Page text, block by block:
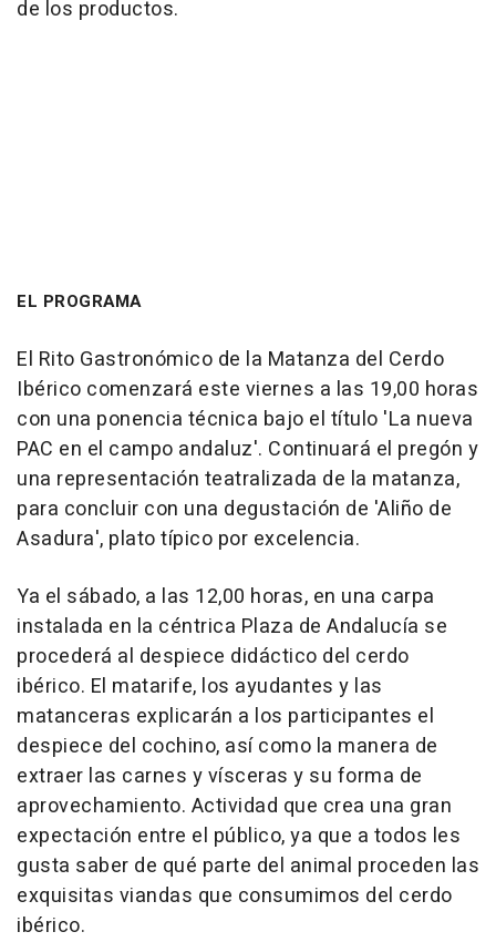
de los productos.
EL PROGRAMA
El Rito Gastronómico de la Matanza del Cerdo
Ibérico comenzará este viernes a las 19,00 horas
con una ponencia técnica bajo el título 'La nueva
PAC en el campo andaluz'. Continuará el pregón y
una representación teatralizada de la matanza,
para concluir con una degustación de 'Aliño de
Asadura', plato típico por excelencia.
Ya el sábado, a las 12,00 horas, en una carpa
instalada en la céntrica Plaza de Andalucía se
procederá al despiece didáctico del cerdo
ibérico. El matarife, los ayudantes y las
matanceras explicarán a los participantes el
despiece del cochino, así como la manera de
extraer las carnes y vísceras y su forma de
aprovechamiento. Actividad que crea una gran
expectación entre el público, ya que a todos les
gusta saber de qué parte del animal proceden las
exquisitas viandas que consumimos del cerdo
ibérico.